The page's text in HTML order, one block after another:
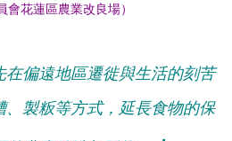
會花蓮區農業改良場）
在偏遠地區遷徙與生活的刻苦
、製粄等方式，延長食物的保